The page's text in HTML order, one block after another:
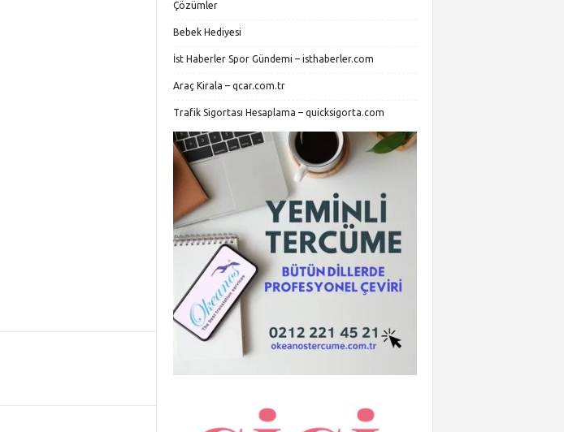
Çözümler
Bebek Hediyesi
İst Haberler Spor Gündemi – isthaberler.com
Araç Kirala – qcar.com.tr
Trafik Sigortası Hesaplama – quicksigorta.com